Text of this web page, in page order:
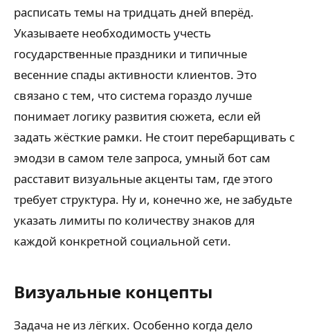
расписать темы на тридцать дней вперёд.
Указываете необходимость учесть
государственные праздники и типичные
весенние спады активности клиентов. Это
связано с тем, что система гораздо лучше
понимает логику развития сюжета, если ей
задать жёсткие рамки. Не стоит перебарщивать с
эмодзи в самом теле запроса, умный бот сам
расставит визуальные акценты там, где этого
требует структура. Ну и, конечно же, не забудьте
указать лимиты по количеству знаков для
каждой конкретной социальной сети.
Визуальные концепты
Задача не из лёгких. Особенно когда дело